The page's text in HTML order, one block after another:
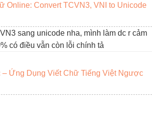
Online: Convert TCVN3, VNI to Unicode
sang unicode nha, mình làm dc r cảm
có điều vẫn còn lỗi chính tả
Ứng Dụng Viết Chữ Tiếng Việt Ngược